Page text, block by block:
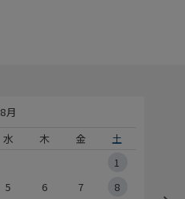
8月
水 木 金
土
1
5 6 7
8